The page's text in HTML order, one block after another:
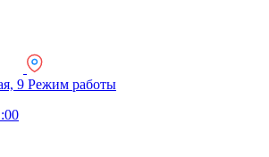
9 Режим работы